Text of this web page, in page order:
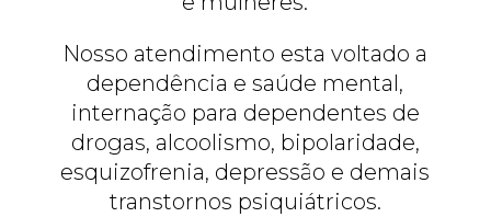
Nosso atendimento esta voltado a
dependência e saúde mental,
internação para dependentes de
drogas, alcoolismo, bipolaridade,
esquizofrenia, depressão e demais
transtornos psiquiátricos.